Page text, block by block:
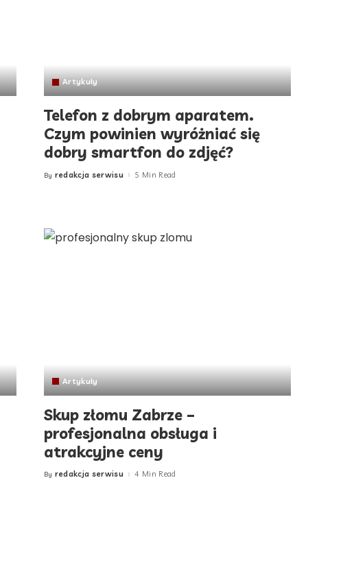
Artykuły
Telefon z dobrym aparatem.
Czym powinien wyróżniać się
dobry smartfon do zdjęć?
Posted
By redakcja serwisu 5 Min Read
Artykuły
Skup złomu Zabrze –
profesjonalna obsługa i
atrakcyjne ceny
Posted
By redakcja serwisu 4 Min Read